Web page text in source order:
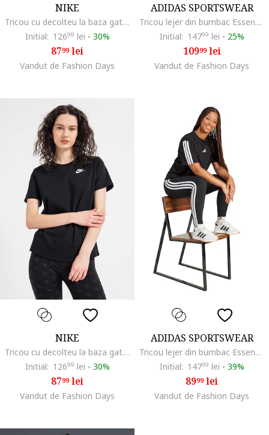
NIKE
Tricou cu decolteu la baza gatului Sportswear Club Essentials, Alb optic
Initial: 12699 lei - 30%
8799lei
Vandut de Fashion Days
ADIDAS SPORTSWEAR
Tricou lejer din bumbac Essentials, Alb
Initial: 14799 lei - 25%
10999lei
Vandut de Fashion Days
NIKE
Tricou cu decolteu la baza gatului Sportswear Club Essentials, Negru
Initial: 12699 lei - 30%
8799lei
Vandut de Fashion Days
ADIDAS SPORTSWEAR
Tricou lejer din bumbac Essentials, Negru/Alb optic
Initial: 14799 lei - 39%
8999lei
Vandut de Fashion Days